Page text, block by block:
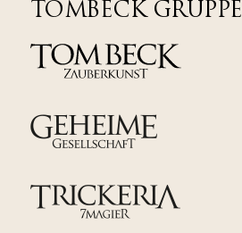
TOMBECK GRUPPE